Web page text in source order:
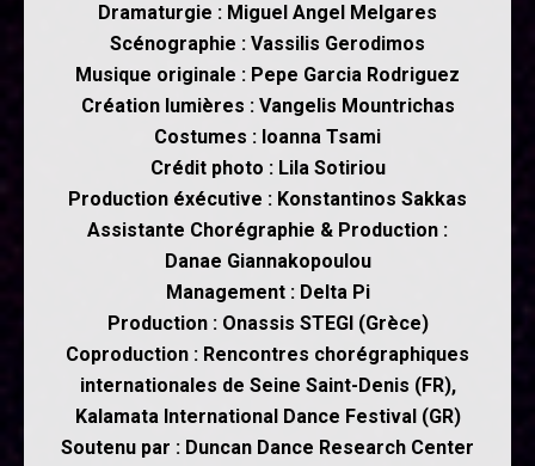
Dramaturgie : Miguel Angel Melgares
Scénographie : Vassilis Gerodimos
Musique originale : Pepe Garcia Rodriguez
Création lumières : Vangelis Mountrichas
Costumes : Ioanna Tsami
Crédit photo : Lila Sotiriou
Production éxécutive : Konstantinos Sakkas
Assistante Chorégraphie & Production :
Danae Giannakopoulou
Management : Delta Pi
Production : Onassis STEGI (Grèce)
Coproduction : Rencontres chorégraphiques
internationales de Seine Saint-Denis (FR),
Kalamata International Dance Festival (GR)
Soutenu par : Duncan Dance Research Center